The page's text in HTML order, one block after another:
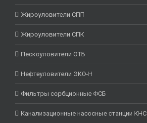
Жироуловители СПП
Жироуловители СПК
Пескоуловители ОТБ
Нефтеуловители ЭКО-Н
Фильтры сорбционные ФСБ
Канализационные насосные станции КНС